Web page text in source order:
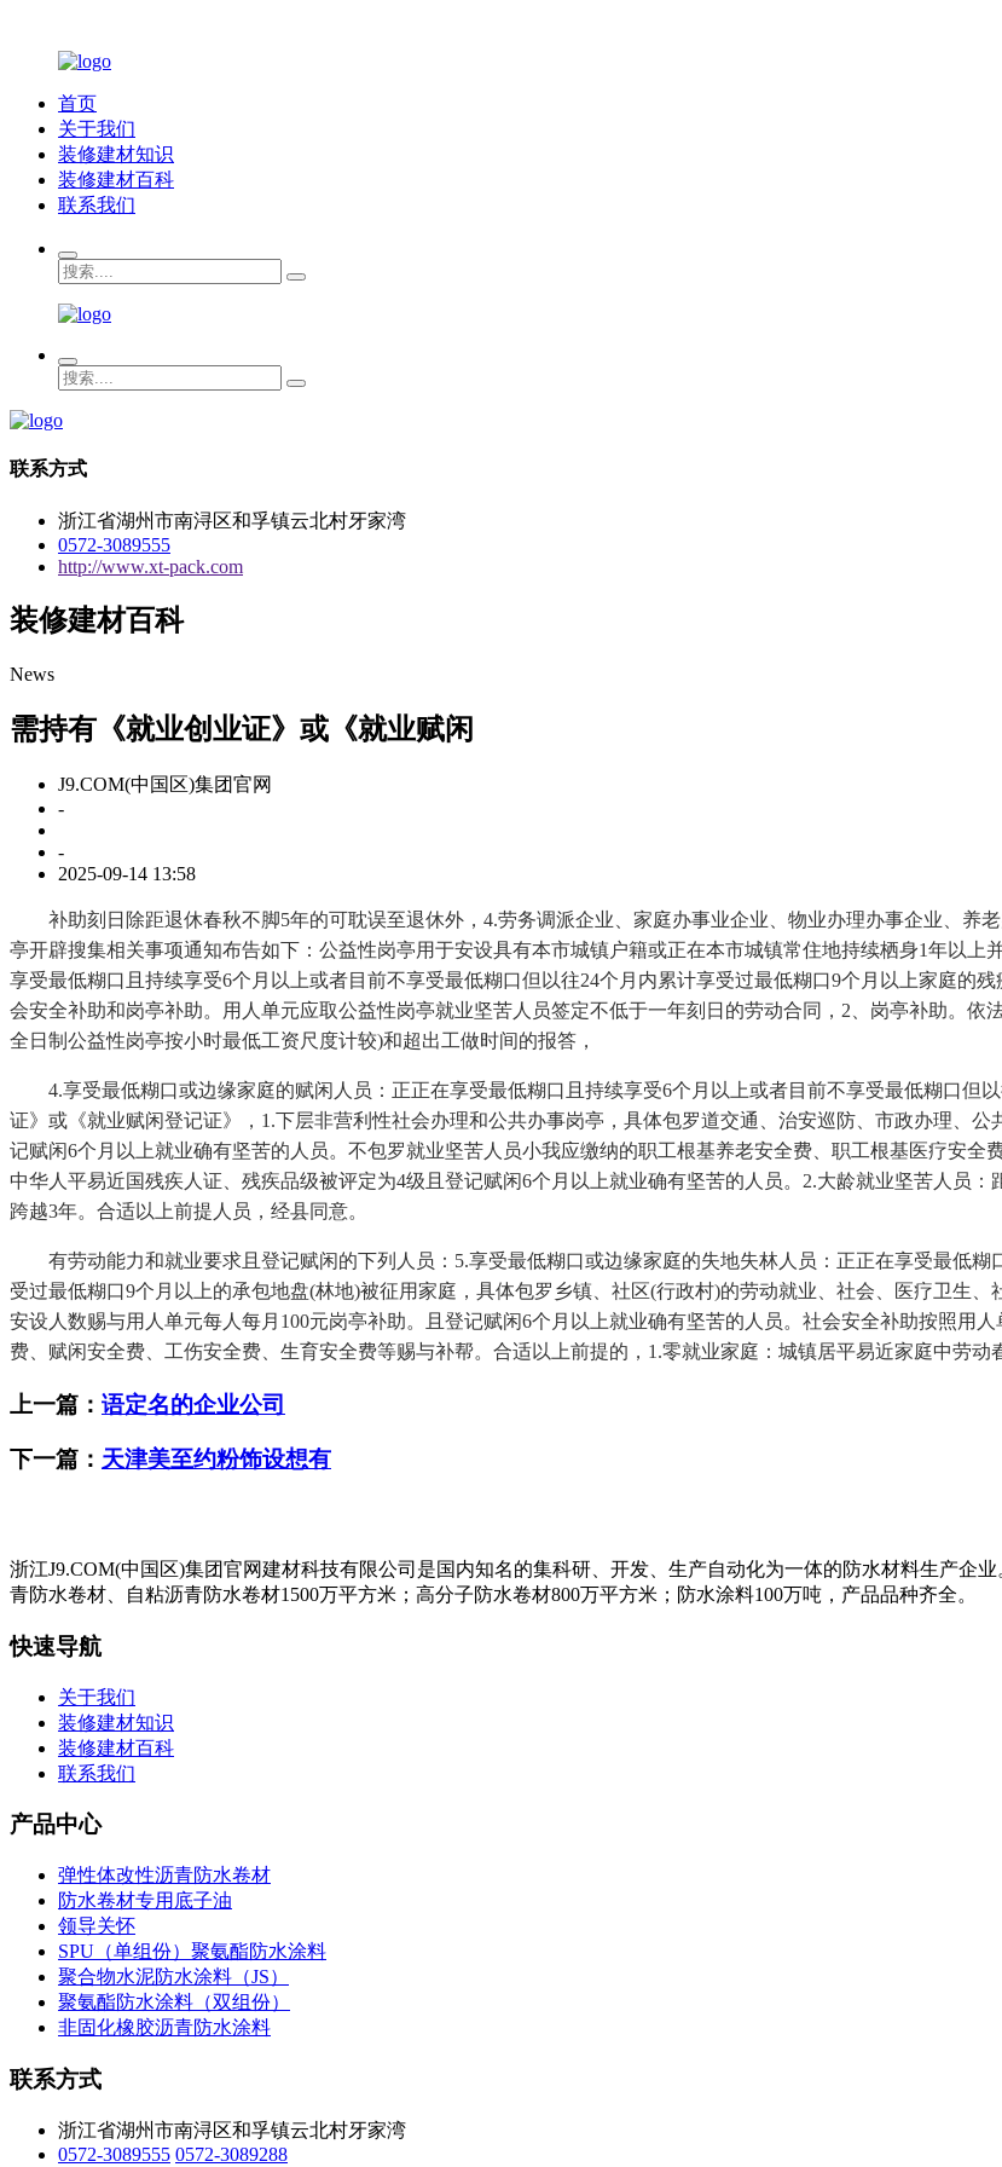
首页
关于我们
装修建材知识
装修建材百科
联系我们
联系方式
浙江省湖州市南浔区和孚镇云北村牙家湾
0572-3089555
http://www.xt-pack.com
装修建材百科
News
需持有《就业创业证》或《就业赋闲
J9.COM(中国区)集团官网
-
-
2025-09-14 13:58
补助刻日除距退休春秋不脚5年的可耽误至退休外，4.劳务调派企业、家庭办事业企业、物业办理办事企业、养
亭开辟搜集相关事项通知布告如下：公益性岗亭用于安设具有本市城镇户籍或正在本市城镇常住地持续栖身1年以
享受最低糊口且持续享受6个月以上或者目前不享受最低糊口但以往24个月内累计享受过最低糊口9个月以上家庭的
会安全补助和岗亭补助。用人单元应取公益性岗亭就业坚苦人员签定不低于一年刻日的劳动合同，2、岗亭补助。
全日制公益性岗亭按小时最低工资尺度计较)和超出工做时间的报答，
4.享受最低糊口或边缘家庭的赋闲人员：正正在享受最低糊口且持续享受6个月以上或者目前不享受最低糊口但
证》或《就业赋闲登记证》，1.下层非营利性社会办理和公共办事岗亭，具体包罗道交通、治安巡防、市政办理、
记赋闲6个月以上就业确有坚苦的人员。不包罗就业坚苦人员小我应缴纳的职工根基养老安全费、职工根基医疗安
中华人平易近国残疾人证、残疾品级被评定为4级且登记赋闲6个月以上就业确有坚苦的人员。2.大龄就业坚苦人员
跨越3年。合适以上前提人员，经县同意。
有劳动能力和就业要求且登记赋闲的下列人员：5.享受最低糊口或边缘家庭的失地失林人员：正正在享受最低糊
受过最低糊口9个月以上的承包地盘(林地)被征用家庭，具体包罗乡镇、社区(行政村)的劳动就业、社会、医疗卫生
安设人数赐与用人单元每人每月100元岗亭补助。且登记赋闲6个月以上就业确有坚苦的人员。社会安全补助按照用
费、赋闲安全费、工伤安全费、生育安全费等赐与补帮。合适以上前提的，1.零就业家庭：城镇居平易近家庭中劳
上一篇： 语定名的企业公司
下一篇： 天津美至约粉饰设想有
浙江J9.COM(中国区)集团官网建材科技有限公司是国内知名的集科研、开发、生产自动化为一体的防水材料生产企
青防水卷材、自粘沥青防水卷材1500万平方米；高分子防水卷材800万平方米；防水涂料100万吨，产品品种齐全。
快速导航
关于我们
装修建材知识
装修建材百科
联系我们
产品中心
弹性体改性沥青防水卷材
防水卷材专用底子油
领导关怀
SPU（单组份）聚氨酯防水涂料
聚合物水泥防水涂料（JS）
聚氨酯防水涂料（双组份）
非固化橡胶沥青防水涂料
联系方式
浙江省湖州市南浔区和孚镇云北村牙家湾
0572-3089555 0572-3089288